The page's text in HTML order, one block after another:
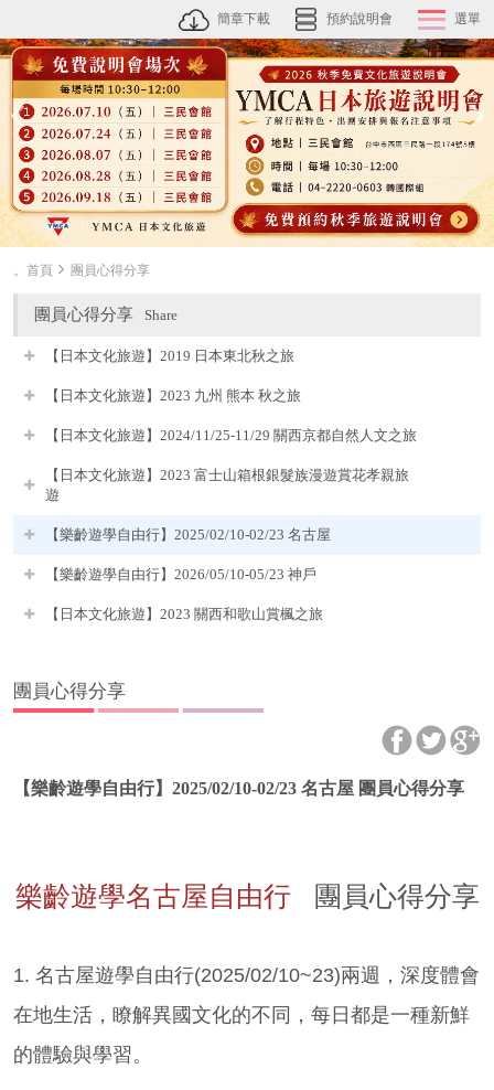
簡章下載 預約說明會 選單
。首頁 團員心得分享
團員心得分享 Share
【日本文化旅遊】2019 日本東北秋之旅
【日本文化旅遊】2023 九州 熊本 秋之旅
【日本文化旅遊】2024/11/25-11/29 關西京都自然人文之旅
【日本文化旅遊】2023 富士山箱根銀髮族漫遊賞花孝親旅
遊
【樂齡遊學自由行】2025/02/10-02/23 名古屋
【樂齡遊學自由行】2026/05/10-05/23 神戶
【日本文化旅遊】2023 關西和歌山賞楓之旅
團員心得分享
【樂齡遊學自由行】2025/02/10-02/23 名古屋 團員心得分享
樂齡遊學名古屋自由行團員心得分享
1. 名古屋遊學自由行(2025/02/10~23)兩週，深度體會
在地生活，瞭解異國文化的不同，每日都是一種新鮮
的體驗與學習。